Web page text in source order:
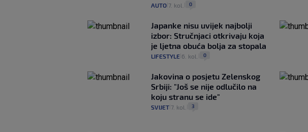
AUTO 7. kol. 0
Japanke nisu uvijek najbolji
izbor: Stručnjaci otkrivaju koja
je ljetna obuća bolja za stopala
LIFESTYLE 6. kol. 0
Jakovina o posjetu Zelenskog
Srbiji: "Još se nije odlučilo na
koju stranu se ide"
SVIJET 7. kol. 3